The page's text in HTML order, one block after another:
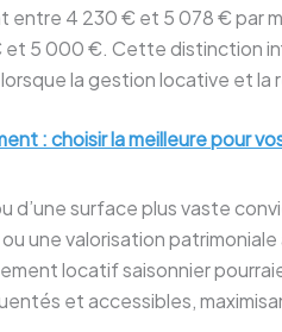
entre 4 230 € et 5 078 € par
5 000 €. Cette distinction
la gestion locative et
: choisir la meilleure pour
d’une surface plus vaste
une valorisation
locatif saisonnier
et accessibles,